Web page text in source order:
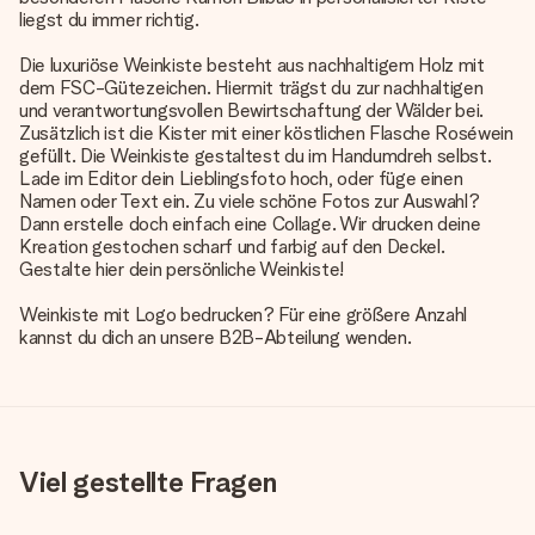
liegst du immer richtig.
Die luxuriöse Weinkiste besteht aus nachhaltigem Holz mit
dem FSC-Gütezeichen. Hiermit trägst du zur nachhaltigen
und verantwortungsvollen Bewirtschaftung der Wälder bei.
Zusätzlich ist die Kister mit einer köstlichen Flasche Roséwein
gefüllt. Die Weinkiste gestaltest du im Handumdreh selbst.
Lade im Editor dein Lieblingsfoto hoch, oder füge einen
Namen oder Text ein. Zu viele schöne Fotos zur Auswahl?
Dann erstelle doch einfach eine Collage. Wir drucken deine
Kreation gestochen scharf und farbig auf den Deckel.
Gestalte hier dein persönliche Weinkiste!
Weinkiste mit Logo bedrucken? Für eine größere Anzahl
kannst du dich an unsere B2B-Abteilung wenden.
Viel gestellte Fragen